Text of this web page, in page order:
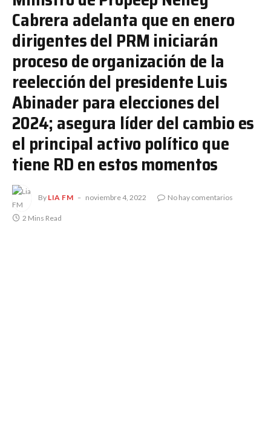
Cabrera adelanta que en enero
dirigentes del PRM iniciarán
proceso de organización de la
reelección del presidente Luis
Abinader para elecciones del
2024; asegura líder del cambio es
el principal activo político que
tiene RD en estos momentos
By LIA FM noviembre 4, 2022 No hay comentarios
2 Mins Read